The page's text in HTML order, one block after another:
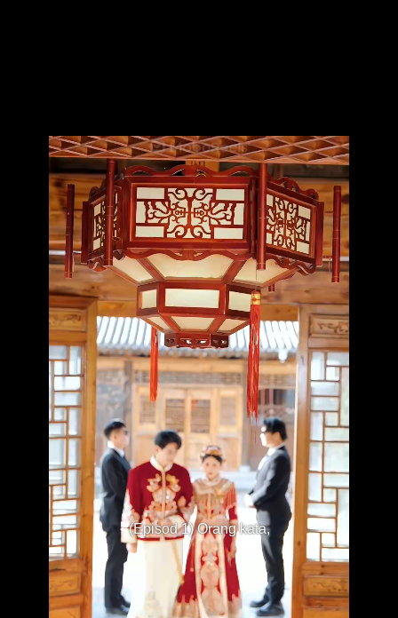
(Episod 1) Orang kata,